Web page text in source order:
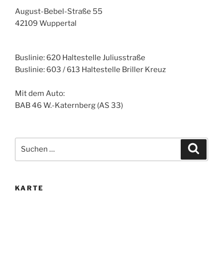
August-Bebel-Straße 55
42109 Wuppertal
Buslinie: 620 Haltestelle Juliusstraße
Buslinie: 603 / 613 Haltestelle Briller Kreuz
Mit dem Auto:
BAB 46 W.-Katernberg (AS 33)
nach:
KARTE